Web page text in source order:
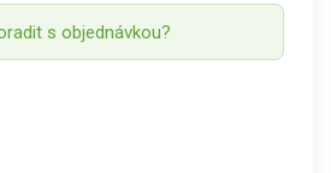
s objednávkou?